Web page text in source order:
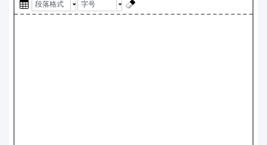
段落格式 字号